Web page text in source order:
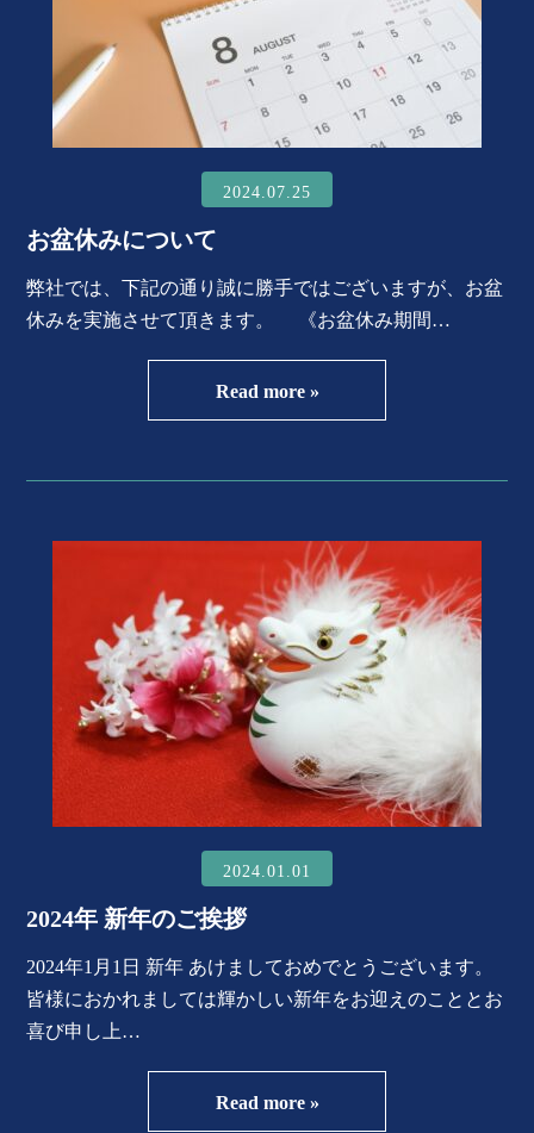
2024.07.25
お盆休みについて
弊社では、下記の通り誠に勝手ではございますが、お盆
休みを実施させて頂きます。 《お盆休み期間…
Read more »
2024.01.01
2024年 新年のご挨拶
2024年1月1日 新年 あけましておめでとうございます。
皆様におかれましては輝かしい新年をお迎えのこととお
喜び申し上…
Read more »